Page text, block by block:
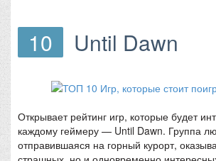
10 Until Dawn
Открывает рейтинг игр, которые будет
каждому геймеру — Until Dawn. Группа
отправившаяся на горный курорт,